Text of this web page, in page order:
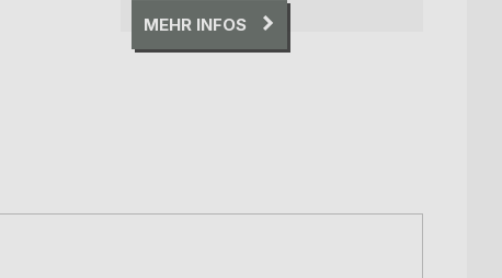
MEHR INFOS